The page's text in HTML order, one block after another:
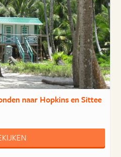
naar Hopkins en Sittee